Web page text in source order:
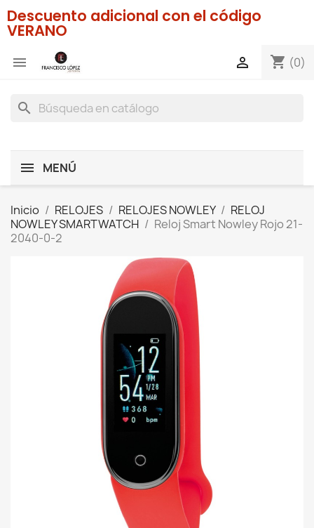
Descuento adicional con el código
VERANO
 shopping_cart (0)

search
MENÚ
Inicio RELOJES RELOJES NOWLEY
RELOJ
NOWLEY SMARTWATCH
Reloj Smart Nowley Rojo 21-
2040-0-2